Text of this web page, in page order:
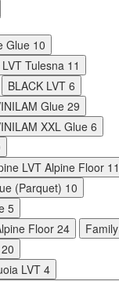
Glue 10
Tulesna 11
BLACK LVT 6
Glue29
XXL Glue 6
LVT Alpine Floor 11
(Parquet) 10
5
Floor 24 Family
20
LVT 4